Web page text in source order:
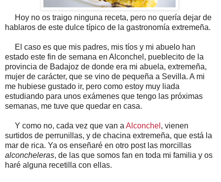
Hoy no os traigo ninguna receta, pero no quería dejar de
hablaros de este dulce típico de la gastronomía extremeña.
El caso es que mis padres, mis tíos y mi abuelo han
estado este fin de semana en Alconchel, pueblecito de la
provincia de Badajoz de donde era mi abuela, extremeña,
mujer de carácter, que se vino de pequeña a Sevilla. A mi
me hubiese gustado ir, pero como estoy muy liada
estudiando para unos exámenes que tengo las próximas
semanas, me tuve que quedar en casa.
Y como no, cada vez que van a Alconchel , vienen
surtidos de perrunillas, y de chacina extremeña, que está la
mar de rica. Ya os enseñaré en otro post las morcillas
alconcheleras, de las que somos fan en toda mi familia y os
haré alguna recetilla con ellas.